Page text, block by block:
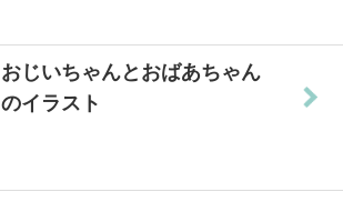
おじいちゃんとおばあちゃん
のイラスト